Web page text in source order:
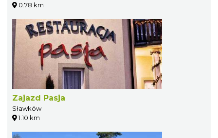
0.78 km
Zajazd Pasja
Sławków
1.10 km